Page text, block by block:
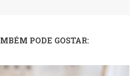
PODE GOSTAR: